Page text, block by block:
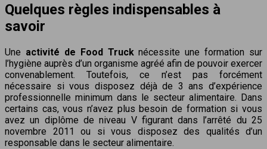
Quelques règles indispensables à
savoir
Une activité de Food Trucknécessite une formation sur
l’hygiène auprès d’un organisme agréé afin de pouvoir exercer
convenablement. Toutefois, ce n’est pas forcément
nécessaire si vous disposez déjà de 3 ans d’expérience
professionnelle minimum dans le secteur alimentaire. Dans
certains cas, vous n’avez plus besoin de formation si vous
avez un diplôme de niveau V figurant dans l’arrêté du 25
novembre 2011 ou si vous disposez des qualités d’un
responsable dans le secteur alimentaire.